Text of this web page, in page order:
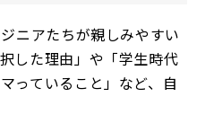
ニアたちが親しみやすい
した理由」や「学生時代
っていること」など、自